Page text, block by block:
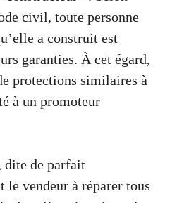
civil, toute personne
a construit est
garanties. À cet égard,
protections similaires à
à un promoteur
dite de parfait
le vendeur à réparer tous